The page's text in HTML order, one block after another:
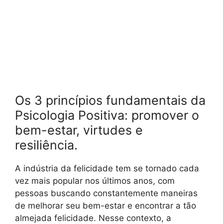
Os 3 princípios fundamentais da
Psicologia Positiva: promover o
bem-estar, virtudes e
resiliência.
A indústria da felicidade tem se tornado cada
vez mais popular nos últimos anos, com
pessoas buscando constantemente maneiras
de melhorar seu bem-estar e encontrar a tão
almejada felicidade. Nesse contexto, a